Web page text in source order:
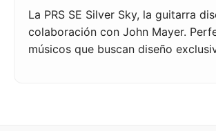
La PRS SE Silver Sky, la guitarra
colaboración con John Mayer.
músicos que buscan diseño